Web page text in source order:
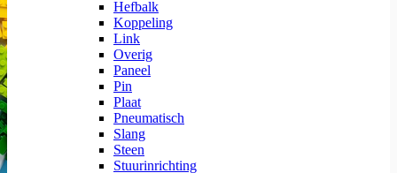
Hefbalk
Koppeling
Link
Overig
Paneel
Pin
Plaat
Pneumatisch
Slang
Steen
Stuurinrichting